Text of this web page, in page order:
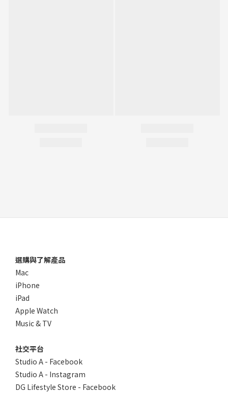
選購與了解產品
Mac
iPhone
iPad
Apple Watch
Music & TV
社交平台
Studio A - Facebook
Studio A - Instagram
DG Lifestyle Store - Facebook